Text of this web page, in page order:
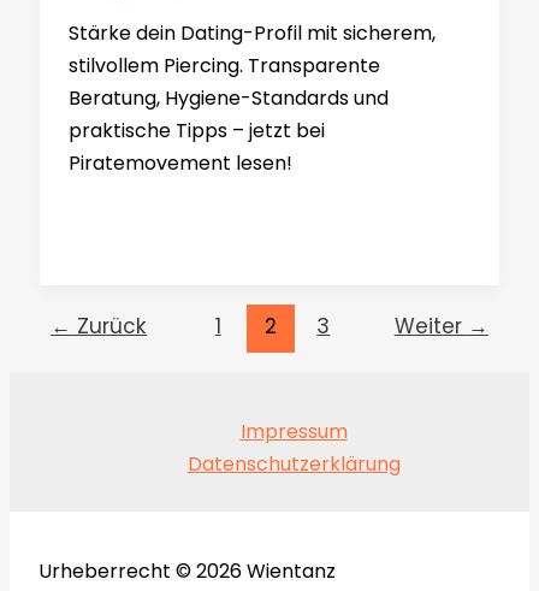
Stärke dein Dating-Profil mit sicherem,
stilvollem Piercing. Transparente
Beratung, Hygiene-Standards und
praktische Tipps – jetzt bei
Piratemovement lesen!
← Zurück 1 2 3 Weiter →
Impressum
Datenschutzerklärung
Urheberrecht © 2026 Wientanz